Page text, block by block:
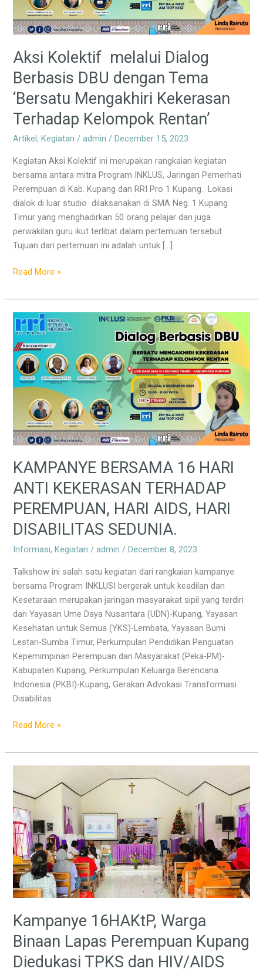
Aksi Kolektif melalui Dialog
Berbasis DBU dengan Tema
‘Bersatu Mengakhiri Kekerasan
Terhadap Kelompok Rentan’
Artikel,Kegiatan /admin/December 15, 2023
Kegiatan Aksi Kolektif ini merupakan rangkaian kegiatan
bersama antara mitra Program INKLUS, Jaringan Pemerhati
Perempuan di Kab. Kupang dan RRI Pro 1 Kupang. Lokasi
dialok di luar studio dilaksanakan di SMA Neg. 1 Kupang
Timur yang menghadirkan 50 orang pelajar dan juga
perwakilan guru ikut terlibat dalam pertemuan tersebut.
Tujuan dari pertemuan ini adalah untuk […]
Tema
‘Bersatu
Mengakhiri
Kekerasan
Terhadap
Kelompok
Rentan’
Read More »
KAMPANYE BERSAMA 16 HARI
ANTI KEKERASAN TERHADAP
PEREMPUAN, HARI AIDS, HARI
DISABILITAS SEDUNIA.
Informasi,Kegiatan /admin/December 8, 2023
Talkshow ini salah satu kegiatan dari rangkaian kampanye
bersama Program INKLUSI bergerak untuk keadilan dan
Kesetaraan merupakan jaringan masyarakat sipil yang terdiri
dari Yayasan Ume Daya Nusantara (UDN)-Kupang, Yayasan
Kesehatan untuk Semua (YKS)-Lembata, Yayasan Bumi
Lestari-Sumba Timur, Perkumpulan Pendidikan Penguatan
Kepemimpinan Perempuan dan Masyarakat (Peka-PM)-
Kabupaten Kupang, Perkumpulan Keluarga Berencana
Indonesia (PKBI)-Kupang, Gerakan Advokasi Transformasi
Disabilitas
KAMPANYE
BERSAMA
16
HARI
ANTI
KEKERASAN
TERHADAP
PEREMPUAN,
HARI
AIDS,
HARI
DISABILITAS
SEDUNIA.
Read More »
Kampanye 16HAKtP, Warga
Binaan Lapas Perempuan Kupang
Diedukasi TPKS dan HIV/AIDS
Warga
Binaan
Lapas
Perempuan
Kupang
Diedukasi
TPKS
dan
HIV/AIDS